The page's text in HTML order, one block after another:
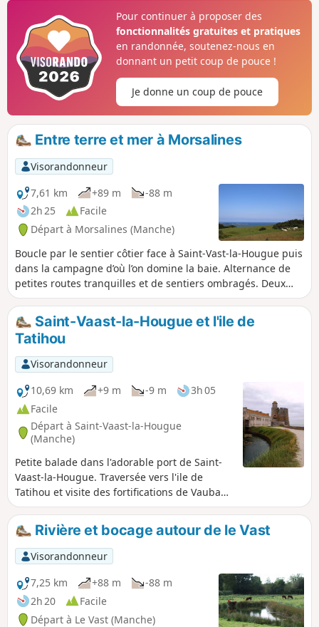
« chasses ».
Pour continuer à proposer des
fonctionnalités gratuites et pratiques
en randonnée, soutenez-nous en
donnant un petit coup de pouce !
Je donne un coup de pouce
Entre terre et mer à Morsalines
Visorandonneur
7,61 km
+89 m
-88 m
2h 25
Facile
Départ à Morsalines (Manche)
Boucle par le sentier côtier face à Saint-Vast-la-Hougue puis
dans la campagne d’où l’on domine la baie. Alternance de
petites routes tranquilles et de sentiers ombragés. Deux
églises imposantes, celles de Morsalines et de Grenneville
nous font remonter aux périodes où la baie était le lieu de
conflits navals.
Saint-Vaast-la-Hougue et l'ile de
Tatihou
Visorandonneur
10,69 km
+9 m -9 m
3h 05
Facile
Départ à Saint-Vaast-la-Hougue
(Manche)
Petite balade dans l'adorable port de Saint-
Vaast-la-Hougue. Traversée vers l'ile de
Tatihou et visite des fortifications de Vauban.
Sans doute moins prisée que les
départements bretons voisins, la Manche
offre pourtant de tout aussi merveilleux
paysages moins habités mais sauvages et
variés. Si vous croisez dans les parages,
n'hésitez pas à découvrir cette contrée,
notamment son marais, ainsi que les pointes
et falaises de la presqu'ile du Cotentin.
Rivière et bocage autour de le Vast
Visorandonneur
7,25 km
+88 m
-88 m
2h 20
Facile
Départ à Le Vast (Manche)